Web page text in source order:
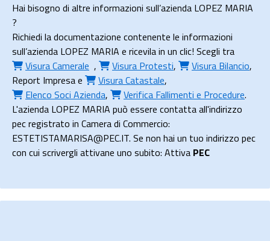
Hai bisogno di altre informazioni sull’azienda LOPEZ MARIA
?
Richiedi la documentazione contenente le informazioni
sull’azienda LOPEZ MARIA e ricevila in un clic! Scegli tra
Visura Camerale , Visura Protesti, Visura Bilancio,
Report Impresae Visura Catastale,
Elenco Soci Azienda, Verifica Fallimenti e Procedure.
L'azienda LOPEZ MARIA può essere contatta all'indirizzo
pec registrato in Camera di Commercio:
ESTETISTAMARISA@PEC.IT. Se non hai un tuo indirizzo pec
con cui scrivergli attivane uno subito: Attiva PEC